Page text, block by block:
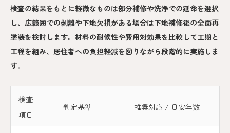
検査の結果をもとに軽微なものは部分補修や洗浄での延命を選択
し、広範囲での剥離や下地欠損がある場合は下地補修後の全面再
塗装を検討します。材料の耐候性や費用対効果を比較して工期と
工程を組み、居住者への負担軽減を図りながら段階的に実施しま
す。
検査
項目
判定基準 推奨対応 / 目安年数